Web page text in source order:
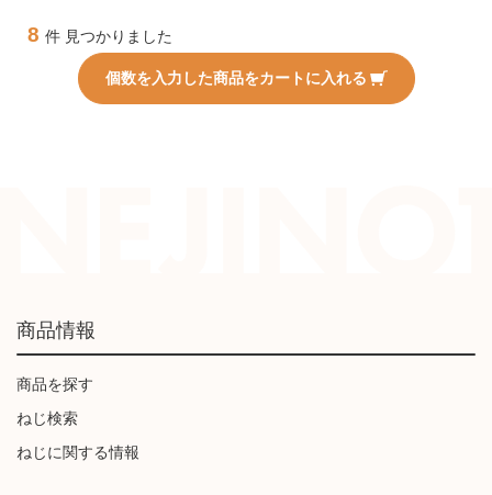
8 件 見つかりました
個数を入力した商品をカートに入れる
商品情報
商品を探す
ねじ検索
ねじに関する情報